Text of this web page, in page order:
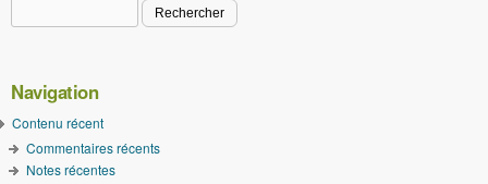
Formulaire de recherche
Navigation
Contenu récent
Commentaires récents
Notes récentes